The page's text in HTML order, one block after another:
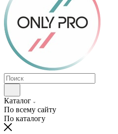
Каталог
По всему сайту
По каталогу